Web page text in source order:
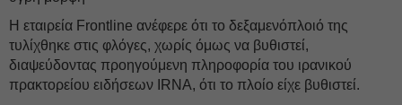
Η εταιρεία Frontline ανέφερε ότι το δεξαμενόπλοιό της
τυλίχθηκε στις φλόγες, χωρίς όμως να βυθιστεί,
διαψεύδοντας προηγούμενη πληροφορία του ιρανικού
πρακτορείου ειδήσεων IRNA, ότι το πλοίο είχε βυθιστεί.